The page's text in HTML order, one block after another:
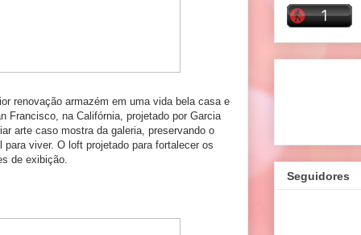
renovação armazém em uma vida bela casa e
Francisco, na Califórnia, projetado por Garcia
arte caso mostra da galeria, preservando o
viver. O loft projetado para fortalecer os
de exibição.
Seguidores